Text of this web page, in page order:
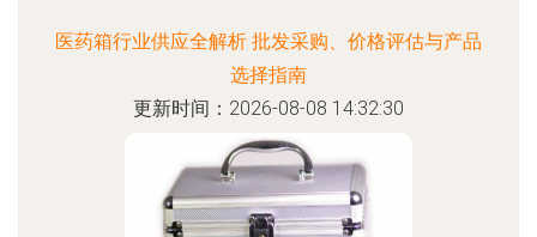
医药箱行业供应全解析 批发采购、价格评估与产品
选择指南
更新时间：2026-08-08 14:32:30